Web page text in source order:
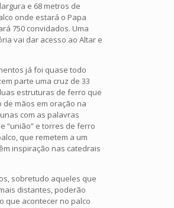
e 68 metros de
onde estará o Papa
750 convidados. Uma
vai dar acesso ao Altar e
já foi quase todo
parte uma cruz de 33
estruturas de ferro que
de mãos em oração na
com as palavras
e “união” e torres de ferro
que remetem a um
inspiração nas catedrais
sobretudo aqueles que
distantes, poderão
que acontecer no palco